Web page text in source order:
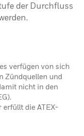
der Durchfluss
verfügen von sich
Zündquellen und
nicht in den
erfüllt die ATEX-